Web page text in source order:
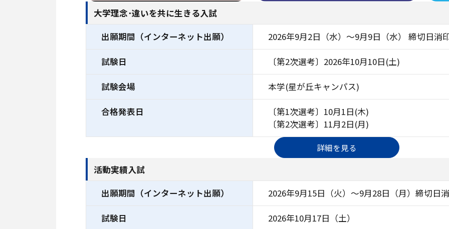
大学理念･違いを共に生きる入試
出願期間（インターネット出願）
2026年9月2日（水）～9月9日（水） 締切日消
試験日 〔第2次選考〕2026年10月10日(土)
試験会場 本学(星が丘キャンパス)
合格発表日
〔第1次選考〕10月1日(木)
〔第2次選考〕11月2日(月)
詳細を見る
活動実績入試
出願期間（インターネット出願）
2026年9月15日（火）～9月28日（月）締切日
試験日 2026年10月17日（土）